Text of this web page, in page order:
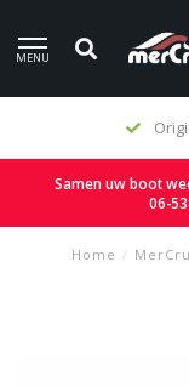
MENU
Samen uw boot
06-
Home /